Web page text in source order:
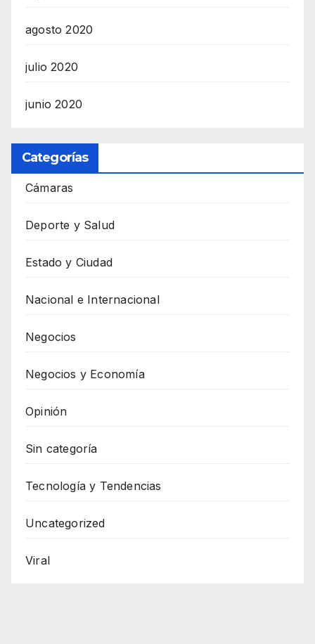
agosto 2020
julio 2020
junio 2020
Categorías
Cámaras
Deporte y Salud
Estado y Ciudad
Nacional e Internacional
Negocios
Negocios y Economía
Opinión
Sin categoría
Tecnología y Tendencias
Uncategorized
Viral